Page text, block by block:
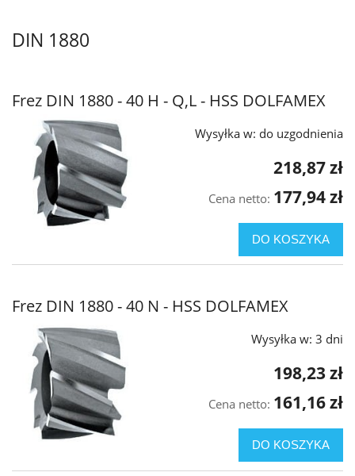
DIN 1880
Frez DIN 1880 - 40 H - Q,L - HSS DOLFAMEX
Wysyłka w: do uzgodnienia
218,87 zł
Cena netto: 177,94 zł
DO KOSZYKA
Frez DIN 1880 - 40 N - HSS DOLFAMEX
Wysyłka w: 3 dni
198,23 zł
Cena netto: 161,16 zł
DO KOSZYKA